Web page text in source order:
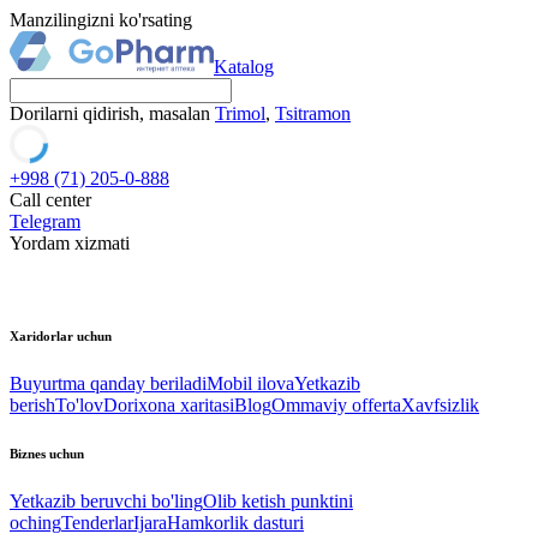
Manzilingizni ko'rsating
Katalog
Dorilarni qidirish, masalan Trimol, Tsitramon
+998 (71) 205-0-888
Call center
Telegram
Yordam xizmati
Xaridorlar uchun
Buyurtma qanday beriladiMobil ilovaYetkazib
berishTo'lovDorixona xaritasiBlogOmmaviy offertaXavfsizlik
Biznes uchun
Yetkazib beruvchi bo'lingOlib ketish punktini
ochingTenderlarIjaraHamkorlik dasturi